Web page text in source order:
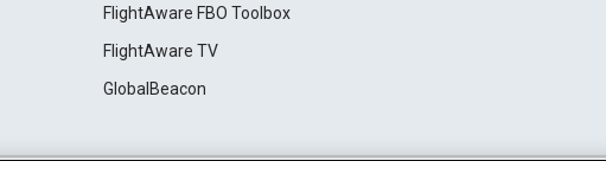
FlightAware FBO Toolbox
FlightAware TV
GlobalBeacon